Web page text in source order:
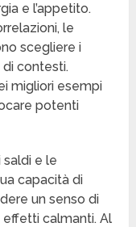
e l’appetito.
le
scegliere i
di contesti.
migliori esempi
potenti
saldi e le
capacità di
un senso di
effetti calmanti. Al